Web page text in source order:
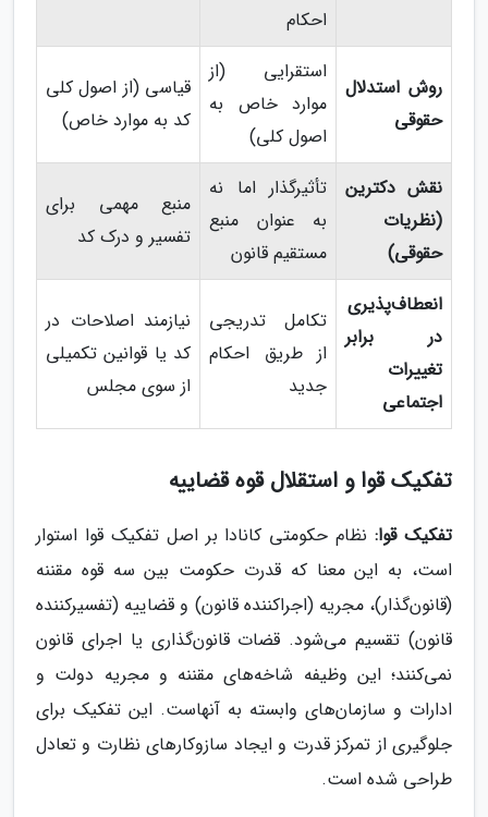
احکام
روش استدلال
حقوقی
استقرایی (از
موارد خاص به
اصول کلی)
قیاسی (از اصول کلی
کد به موارد خاص)
نقش دکترین
(نظریات
حقوقی)
تأثیرگذار اما نه
به عنوان منبع
مستقیم قانون
منبع مهمی برای
تفسیر و درک کد
انعطاف‌پذیری
در برابر
تغییرات
اجتماعی
تکامل تدریجی
از طریق احکام
جدید
نیازمند اصلاحات در
کد یا قوانین تکمیلی
از سوی مجلس
تفکیک قوا و استقلال قوه قضاییه
تفکیک قوا:نظام حکومتی کانادا بر اصل تفکیک قوا استوار
است، به این معنا که قدرت حکومت بین سه قوه مقننه
(قانون‌گذار)، مجریه (اجراکننده قانون) و قضاییه (تفسیرکننده
قانون) تقسیم می‌شود. قضات قانون‌گذاری یا اجرای قانون
نمی‌کنند؛ این وظیفه شاخه‌های مقننه و مجریه دولت و
ادارات و سازمان‌های وابسته به آنهاست. این تفکیک برای
جلوگیری از تمرکز قدرت و ایجاد سازوکارهای نظارت و تعادل
طراحی شده است.